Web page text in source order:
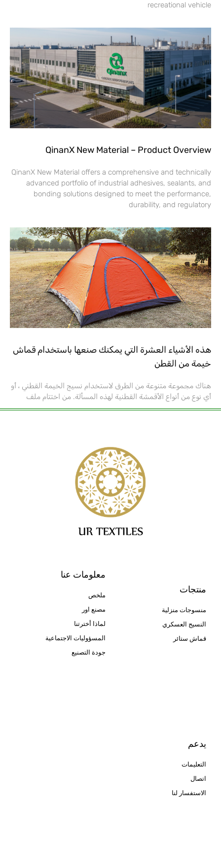
recreational vehicle
QinanX New Material – Product Overview
QinanX New Material offers a comprehensive and technically
advanced portfolio of industrial adhesives, sealants, and
bonding solutions designed to meet the performance,
durability, and regulatory
هذه الأشياء العشرة التي يمكنك صنعها باستخدام قماش
خيمة من القطن
هناك مجموعة متنوعة من الطرق لاستخدام نسيج الخيمة القطني ، أو
أي نوع من أنواع الأقمشة القطنية لهذه المسألة. من اختتام ملف
منتجات
منسوجات منزلية
النسيج العسكري
قماش ستائر
معلومات عنا
ملخص
مصنع اور
لماذا أخترتنا
المسؤوليات الاجتماعية
جودة التصنيع
يدعم
التعليمات
اتصال
الاستفسار لنا